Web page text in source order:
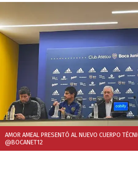
AMOR AMEAL PRESENTÓ AL NUEVO CUERPO
@BOCANET12